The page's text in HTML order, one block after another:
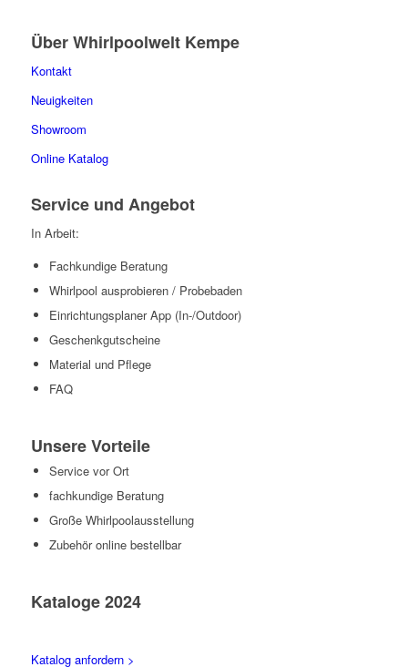
Über Whirlpoolwelt Kempe
Kontakt
Neuigkeiten
Showroom
Online Katalog
Service und Angebot
In Arbeit:
Fachkundige Beratung
Whirlpool ausprobieren / Probebaden
Einrichtungsplaner App (In-/Outdoor)
Geschenkgutscheine
Material und Pflege
FAQ
Unsere Vorteile
Service vor Ort
fachkundige Beratung
Große Whirlpoolausstellung
Zubehör online bestellbar
Kataloge 2024
Katalog anfordern >